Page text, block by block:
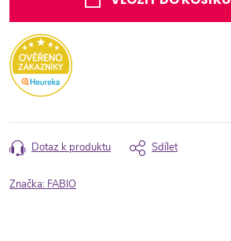
Dotaz k produktu Sdílet
Značka: FABIO